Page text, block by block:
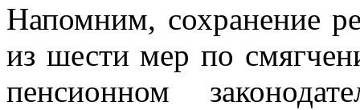
Напомним, сохранение
из шести мер по
пенсионном